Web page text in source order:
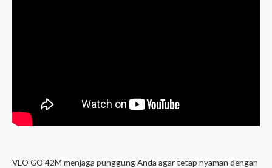
VEO GO 42M menjaga punggung Anda agar tetap nyaman dengan